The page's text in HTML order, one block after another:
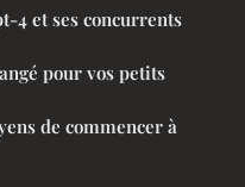
4 et ses concurrents
pour vos petits
de commencer à